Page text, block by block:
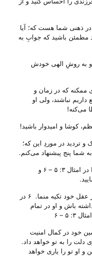
ذهنی شما هست که؛ آیا
مطمئن باشید که جوابِ به
و به روشِ الهی خودش
ممکنه که در زمان و
نباشند، ولی‌ او
می‌‌کنه!
کوشا و امیدوار باشید!
تردید در موردِ این که؛
شما پنج پیشنهاد می‌‌کنم.
کلامِ خدا را در امثال ۳: ۵ – ۶ و
۵ با تمام دل خود به خداوند اعتماد کن و بر عقل خود تکیه منما. ۶ در
باش و او در تمام
۵ – ۶
خود در کمال امنیت
دلت را به تو خواهد داد.
و او تو را یاری خواهد